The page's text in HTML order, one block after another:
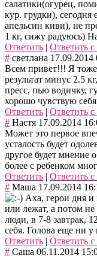
салатики(огурец,
кур. грудки), сегодня
апельсин киви), не
1 кг, сижу радуюсь)
Ответить | Ответить с
# светлана 17.09.2014
Всем привет!!! Я
результат минус 2.5
пресс, пью водичку,
хорошо чувствую
Ответить | Ответить с
# Настя 17.09.2014
Может это первое
усталость будет
другое будет мнение
более с ребенком
Ответить | Ответить с
# Маша 17.09.2014
Аха, герои дня и
или лежат, а потом
люди, в 7-8 завтрак,
себя. Голова еще ни у
Ответить | Ответить с
# Саша 06.11.2014